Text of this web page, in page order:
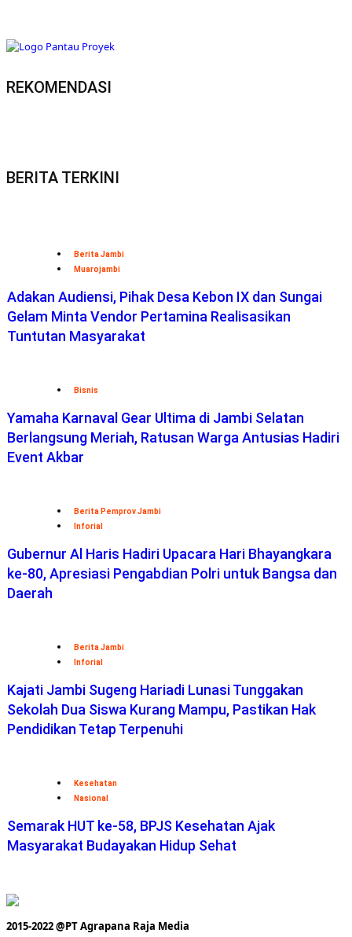
REKOMENDASI
BERITA TERKINI
Berita Jambi
Muarojambi
Adakan Audiensi, Pihak Desa Kebon IX dan Sungai
Gelam Minta Vendor Pertamina Realisasikan
Tuntutan Masyarakat
Bisnis
Yamaha Karnaval Gear Ultima di Jambi Selatan
Berlangsung Meriah, Ratusan Warga Antusias Hadiri
Event Akbar
Berita Pemprov Jambi
Inforial
Gubernur Al Haris Hadiri Upacara Hari Bhayangkara
ke-80, Apresiasi Pengabdian Polri untuk Bangsa dan
Daerah
Berita Jambi
Inforial
Kajati Jambi Sugeng Hariadi Lunasi Tunggakan
Sekolah Dua Siswa Kurang Mampu, Pastikan Hak
Pendidikan Tetap Terpenuhi
Kesehatan
Nasional
Semarak HUT ke-58, BPJS Kesehatan Ajak
Masyarakat Budayakan Hidup Sehat
2015-2022 @PT Agrapana Raja Media